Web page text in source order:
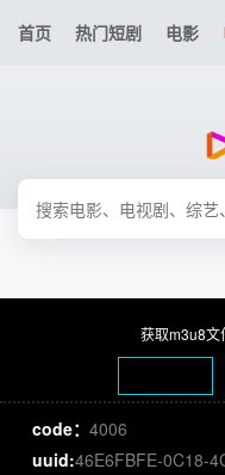
首页 热门短剧 电影
"沦陷"
获取m3u8文
code：4006
uuid:46E6FBFE-0C18-